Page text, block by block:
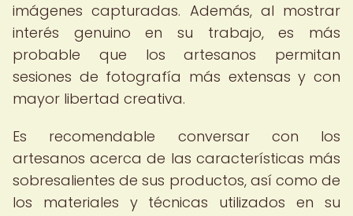
imágenes capturadas. Además, al mostrar
interés genuino en su trabajo, es más
probable que los artesanos permitan
sesiones de fotografía más extensas y con
mayor libertad creativa.
Es recomendable conversar con los
artesanos acerca de las características más
sobresalientes de sus productos, así como de
los materiales y técnicas utilizados en su